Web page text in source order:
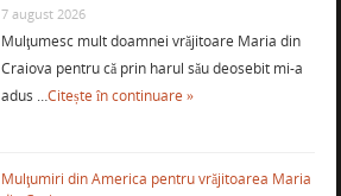
7 august 2026
Mulţumesc mult doamnei vrăjitoare Maria din
Craiova pentru că prin harul său deosebit mi-a
adus …Citește în continuare »
Mulţumiri din America pentru vrăjitoarea Maria